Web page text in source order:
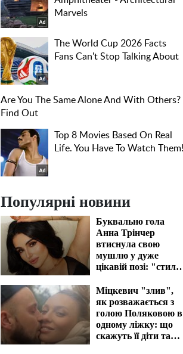
Популярні новини
Буквально гола
Анна Трінчер
втиснула свою
мушлю у дуже
цікавій позі: "стиль
Міцкевич "злив",
як розважається з
голою Поляковою в
одному ліжку: що
скажуть її діти та